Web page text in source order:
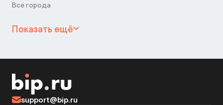
Все города
Показать ещё
support@bip.ru